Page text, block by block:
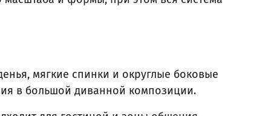
мягкие спинки и округлые боковые
в большой диванной композиции.